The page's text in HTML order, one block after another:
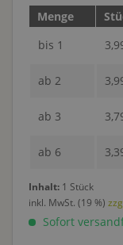
Menge
bis 1
ab 2
ab 3
ab 6
Inhalt: 1 Stück
inkl. MwSt. (19 %)
Sofort